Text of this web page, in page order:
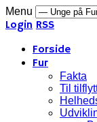
Menu
Login RSS
Forside
Fur
Fakta
Til